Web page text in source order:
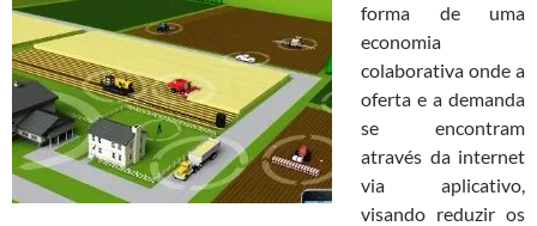
forma de uma
economia
colaborativa onde a
oferta e a demanda
se encontram
através da internet
via aplicativo,
visando reduzir os